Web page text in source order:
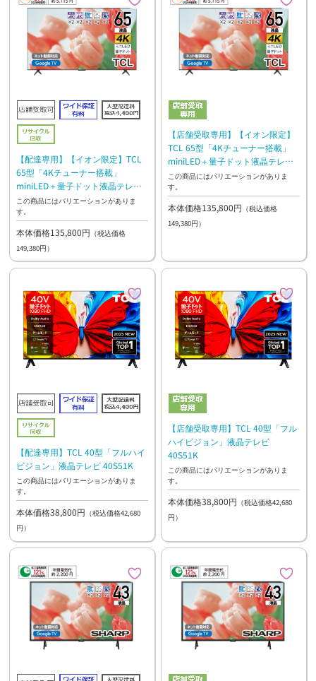
【配達専用】【イオン限定】TCL
65型「4Kチューナー搭載」
miniLED＋量子ドット液晶テレビ
65C6KS
この商品にはバリエーションがありま
す。
本体価格135,800円 （税込価格
149,380円）
【店舗受取専用】【イオン限定】
TCL 65型「4Kチューナー搭載」
miniLED＋量子ドット液晶テレビ
65C6KS
この商品にはバリエーションがありま
す。
本体価格135,800円 （税込価格
149,380円）
【配達専用】TCL 40型「フルハイ
ビジョン」液晶テレビ 40S51K
この商品にはバリエーションがありま
す。
本体価格38,800円 （税込価格42,680
円）
【店舗受取専用】TCL 40型「フル
ハイビジョン」液晶テレビ
40S51K
この商品にはバリエーションがありま
す。
本体価格38,800円 （税込価格42,680
円）